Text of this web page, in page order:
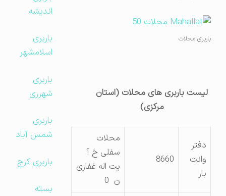
باربری محلات
لیست باربری های محلات (استان
مرکزی)
وانت
8660
محلات
سفلی خ آ
یت اله غفاری
اندیشه
باربری
اسلامشهر
باربری
شهرری
باربری
شمس آباد
باربری کرج
بسته